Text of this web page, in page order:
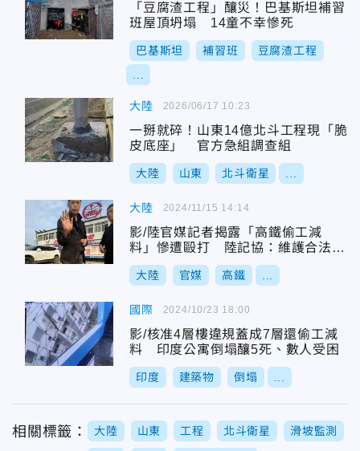
「豆腐渣工程」釀災！巴基斯坦補習
班屋頂坍塌 14童不幸慘死
巴基斯坦 補習班 豆腐渣工程
大陸
一掰就碎！山東14億北斗工程現「脆
皮底座」 官方急組調查組
大陸 山東 北斗衛星
2026/06/17 10:23
大陸
影/陸官媒記者揭露「高鐵偷工減
料」慘遭毆打 陸記協：維護合法採
訪權益
大陸 官媒 高鐵
2024/11/15 14:14
國際
影/核准4層樓違規蓋成7層還偷工減
料 印度公寓倒塌釀5死、數人受困
印度 建築物 倒塌
2024/10/23 18:00
相關標籤： 大陸 山東 工程 北斗衛星 滑坡監測